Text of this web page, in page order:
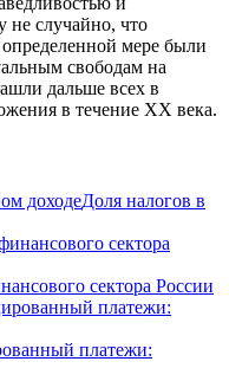
не случайно, что
мере были
свободам на
дальше всех в
в течение XX века.
Доля налогов в
сектора России
платежи: